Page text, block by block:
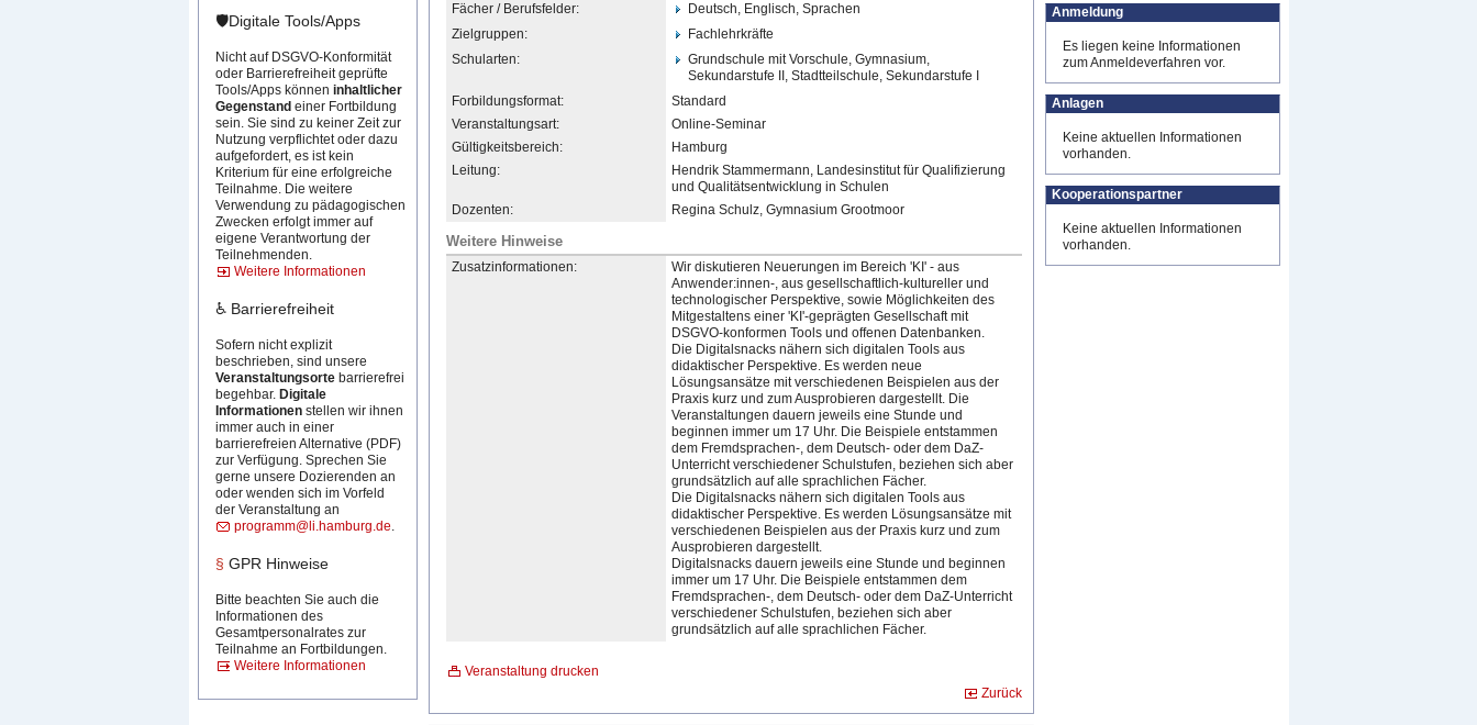
🛡️Digitale Tools/Apps
Nicht auf DSGVO-Konformität
oder Barrierefreiheit geprüfte
Tools/Apps können inhaltlicher
Gegenstand einer Fortbildung
sein. Sie sind zu keiner Zeit zur
Nutzung verpflichtet oder dazu
aufgefordert, es ist kein
Kriterium für eine erfolgreiche
Teilnahme. Die weitere
Verwendung zu pädagogischen
Zwecken erfolgt immer auf
eigene Verantwortung der
Teilnehmenden.
Weitere Informationen
♿ Barrierefreiheit
Sofern nicht explizit
beschrieben, sind unsere
Veranstaltungsortebarrierefrei
begehbar. Digitale
Informationenstellen wir ihnen
immer auch in einer
barrierefreien Alternative (PDF)
zur Verfügung. Sprechen Sie
gerne unsere Dozierenden an
oder wenden sich im Vorfeld
der Veranstaltung an
programm@li.hamburg.de.
§ GPR Hinweise
Bitte beachten Sie auch die
Informationen des
Gesamtpersonalrates zur
Teilnahme an Fortbildungen.
Weitere Informationen
Fächer / Berufsfelder:
Deutsch, Englisch, Sprachen
Zielgruppen:
Fachlehrkräfte
Schularten:
Grundschule mit Vorschule, Gymnasium,
Sekundarstufe II, Stadtteilschule, Sekundarstufe I
Forbildungsformat:
Standard
Veranstaltungsart:
Online-Seminar
Gültigkeitsbereich:
Hamburg
Leitung:
Hendrik Stammermann, Landesinstitut für Qualifizierung
und Qualitätsentwicklung in Schulen
Dozenten:
Regina Schulz, Gymnasium Grootmoor
Weitere Hinweise
Zusatzinformationen:
Wir diskutieren Neuerungen im Bereich 'KI' - aus
Anwender:innen-, aus gesellschaftlich-kulturell ​​er und
technologischer Perspektive, sowie Möglichkeiten des
Mitgestaltens einer 'KI'-geprägten Gesellschaft mit
DSGVO-konformen Tools und offenen Datenbanken.
Die Digitalsnacks nähern sich digitalen Tools aus
didaktischer Perspektive. Es werden neue
Lösungsansätze mit verschiedenen Beispielen aus der
Praxis kurz und zum Ausprobieren dargestellt. Die
Veranstaltungen dauern jeweils eine Stunde und
beginnen immer um 17 Uhr. Die Beispiele entstammen
dem Fremdsprachen-, dem Deutsch- oder dem DaZ-
Unterricht verschiedener Schulstufen, beziehen sich aber
grundsätzlich auf alle sprachlichen Fächer.
Die Digitalsnacks nähern sich digitalen Tools aus
didaktischer Perspektive. Es werden Lösungsansätze mit
verschiedenen Beispielen aus der Praxis kurz und zum
Ausprobieren dargestellt.
Digitalsnacks​ dauern jeweils eine Stunde und beginnen
immer um 17 Uhr. Die Beispiele entstammen dem
Fremdsprachen-, dem Deutsch- oder dem DaZ-Unterricht
verschiedener Schulstufen, beziehen sich aber
grundsätzlich auf alle sprachlichen Fächer.
Veranstaltung drucken
Zurück
Anmeldung
Es liegen keine Informationen
zum Anmeldeverfahren vor.
Anlagen
Keine aktuellen Informationen
vorhanden.
Kooperationspartner
Keine aktuellen Informationen
vorhanden.